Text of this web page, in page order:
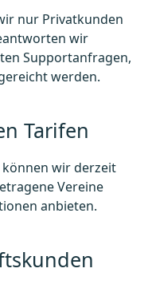
nur Privatkunden
wir
Supportanfragen,
werden.
Tarifen
wir derzeit
Vereine
anbieten.